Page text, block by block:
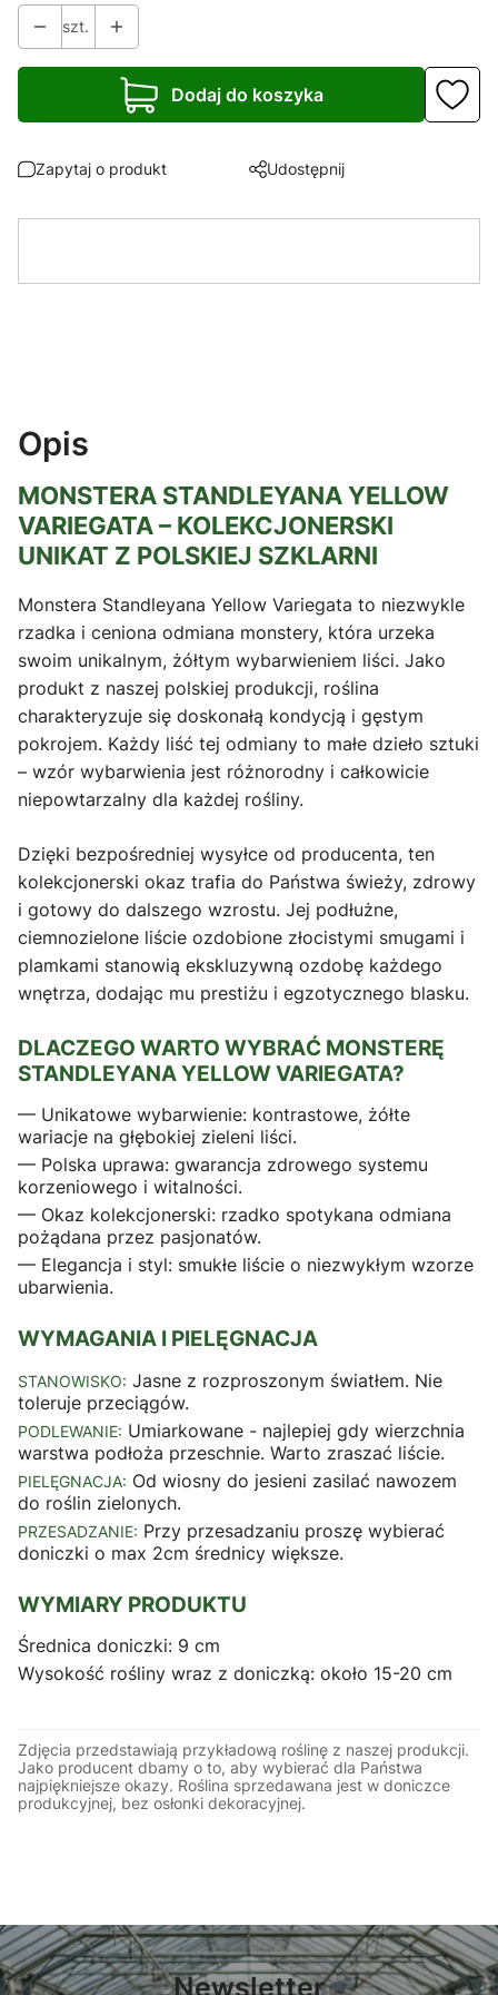
szt.
Dodaj do koszyka
Zapytaj o produkt Udostępnij
Opis
MONSTERA STANDLEYANA YELLOW
VARIEGATA – KOLEKCJONERSKI
UNIKAT Z POLSKIEJ SZKLARNI
Monstera Standleyana Yellow Variegata to niezwykle
rzadka i ceniona odmiana monstery, która urzeka
swoim unikalnym, żółtym wybarwieniem liści. Jako
produkt z naszej polskiej produkcji, roślina
charakteryzuje się doskonałą kondycją i gęstym
pokrojem. Każdy liść tej odmiany to małe dzieło sztuki
– wzór wybarwienia jest różnorodny i całkowicie
niepowtarzalny dla każdej rośliny.
Dzięki bezpośredniej wysyłce od producenta, ten
kolekcjonerski okaz trafia do Państwa świeży, zdrowy
i gotowy do dalszego wzrostu. Jej podłużne,
ciemnozielone liście ozdobione złocistymi smugami i
plamkami stanowią ekskluzywną ozdobę każdego
wnętrza, dodając mu prestiżu i egzotycznego blasku.
DLACZEGO WARTO WYBRAĆ MONSTERĘ
STANDLEYANA YELLOW VARIEGATA?
— Unikatowe wybarwienie: kontrastowe, żółte
wariacje na głębokiej zieleni liści.
— Polska uprawa: gwarancja zdrowego systemu
korzeniowego i witalności.
— Okaz kolekcjonerski: rzadko spotykana odmiana
pożądana przez pasjonatów.
— Elegancja i styl: smukłe liście o niezwykłym wzorze
ubarwienia.
WYMAGANIA I PIELĘGNACJA
STANOWISKO: Jasne z rozproszonym światłem. Nie
toleruje przeciągów.
PODLEWANIE: Umiarkowane - najlepiej gdy wierzchnia
warstwa podłoża przeschnie. Warto zraszać liście.
PIELĘGNACJA: Od wiosny do jesieni zasilać nawozem
do roślin zielonych.
PRZESADZANIE: Przy przesadzaniu proszę wybierać
doniczki o max 2cm średnicy większe.
WYMIARY PRODUKTU
Średnica doniczki: 9 cm
Wysokość rośliny wraz z doniczką: około 15-20 cm
Zdjęcia przedstawiają przykładową roślinę z naszej produkcji.
Jako producent dbamy o to, aby wybierać dla Państwa
najpiękniejsze okazy. Roślina sprzedawana jest w doniczce
produkcyjnej, bez osłonki dekoracyjnej.
Newsletter